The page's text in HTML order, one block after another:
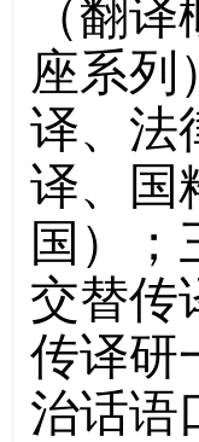
（翻
座系列
译、法
译、国
国）；
交替传
传译研
治话语